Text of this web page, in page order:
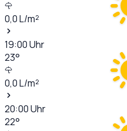
0,0L/m²
19:00Uhr
23°
0,0L/m²
20:00Uhr
22°